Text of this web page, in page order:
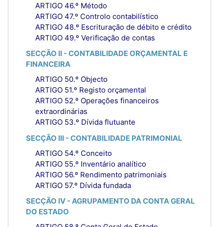
ARTIGO 46.º Método
ARTIGO 47.º Controlo contabilístico
ARTIGO 48.º Escrituração de débito e crédito
ARTIGO 49.º Verificação de contas
SECÇÃO II - CONTABILIDADE ORÇAMENTAL E
FINANCEIRA
ARTIGO 50.º Objecto
ARTIGO 51.º Registo orçamental
ARTIGO 52.º Operações financeiros
extraordinárias
ARTIGO 53.º Dívida flutuante
SECÇÃO III - CONTABILIDADE PATRIMONIAL
ARTIGO 54.º Conceito
ARTIGO 55.º Inventário analítico
ARTIGO 56.º Rendimento patrimoniais
ARTIGO 57.º Dívida fundada
SECÇÃO IV - AGRUPAMENTO DA CONTA GERAL
DO ESTADO